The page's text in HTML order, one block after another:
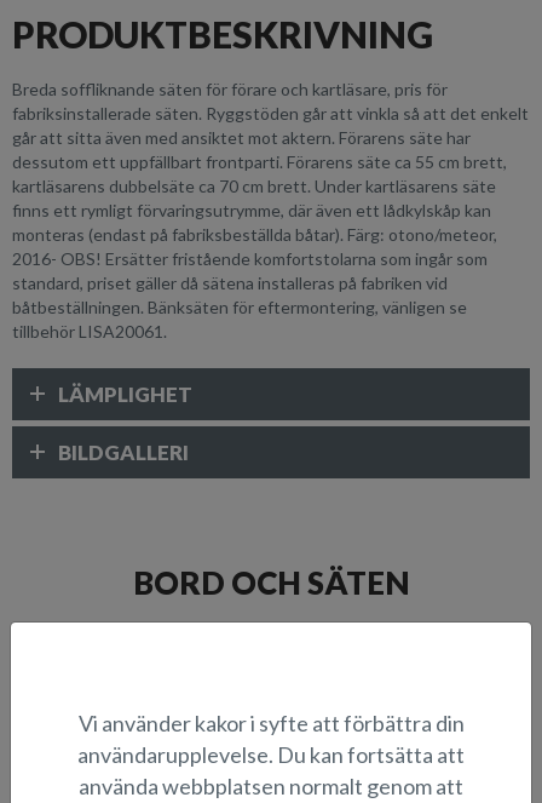
PRODUKTBESKRIVNING
Breda soffliknande säten för förare och kartläsare, pris för
fabriksinstallerade säten. Ryggstöden går att vinkla så att det enkelt
går att sitta även med ansiktet mot aktern. Förarens säte har
dessutom ett uppfällbart frontparti. Förarens säte ca 55 cm brett,
kartläsarens dubbelsäte ca 70 cm brett. Under kartläsarens säte
finns ett rymligt förvaringsutrymme, där även ett lådkylskåp kan
monteras (endast på fabriksbeställda båtar). Färg: otono/meteor,
2016- OBS! Ersätter fristående komfortstolarna som ingår som
standard, priset gäller då sätena installeras på fabriken vid
båtbeställningen. Bänksäten för eftermontering, vänligen se
tillbehör LISA20061.
LÄMPLIGHET
BILDGALLERI
BORD OCH SÄTEN
Vi använder kakor i syfte att förbättra din
användarupplevelse. Du kan fortsätta att
använda webbplatsen normalt genom att